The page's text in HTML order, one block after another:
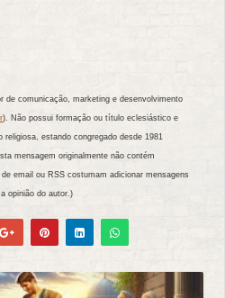
de comunicação, marketing e desenvolvimento
). Não possui formação ou título eclesiástico e
religiosa, estando congregado desde 1981
mensagem originalmente não contém
email ou RSS costumam adicionar mensagens
opinião do autor.)